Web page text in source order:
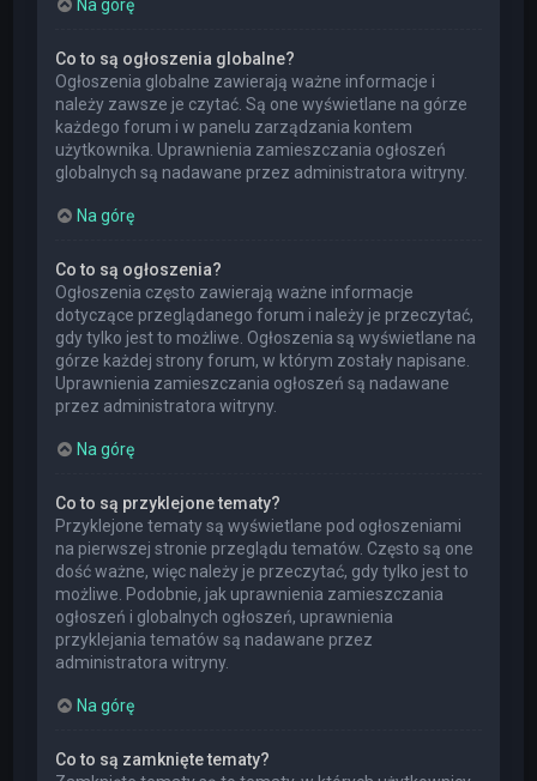
Na górę
Co to są ogłoszenia globalne?
Ogłoszenia globalne zawierają ważne informacje i
należy zawsze je czytać. Są one wyświetlane na górze
każdego forum i w panelu zarządzania kontem
użytkownika. Uprawnienia zamieszczania ogłoszeń
globalnych są nadawane przez administratora witryny.
Na górę
Co to są ogłoszenia?
Ogłoszenia często zawierają ważne informacje
dotyczące przeglądanego forum i należy je przeczytać,
gdy tylko jest to możliwe. Ogłoszenia są wyświetlane na
górze każdej strony forum, w którym zostały napisane.
Uprawnienia zamieszczania ogłoszeń są nadawane
przez administratora witryny.
Na górę
Co to są przyklejone tematy?
Przyklejone tematy są wyświetlane pod ogłoszeniami
na pierwszej stronie przeglądu tematów. Często są one
dość ważne, więc należy je przeczytać, gdy tylko jest to
możliwe. Podobnie, jak uprawnienia zamieszczania
ogłoszeń i globalnych ogłoszeń, uprawnienia
przyklejania tematów są nadawane przez
administratora witryny.
Na górę
Co to są zamknięte tematy?